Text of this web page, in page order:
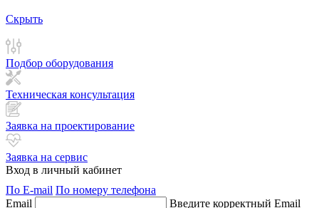
Скрыть
Подбор оборудования
Техническая консультация
Заявка на проектирование
Заявка на сервис
Вход в личный кабинет
По E-mail По номеру телефона
Email
Введите корректный Email